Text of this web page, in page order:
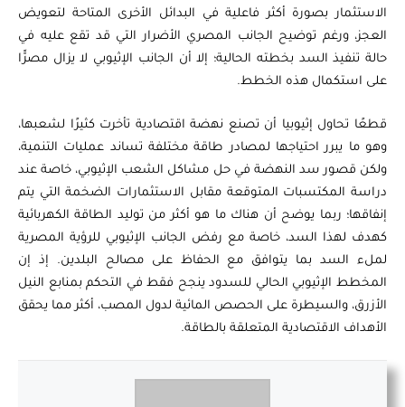
الاستثمار بصورة أكثر فاعلية في البدائل الأخرى المتاحة لتعويض
العجز، ورغم توضيح الجانب المصري الأضرار التي قد تقع عليه في
حالة تنفيذ السد بخطته الحالية؛ إلا أن الجانب الإثيوبي لا يزال مصرًّا
على استكمال هذه الخطط.
قطعًا تحاول إثيوبيا أن تصنع نهضة اقتصادية تأخرت كثيرًا لشعبها،
وهو ما يبرر احتياجها لمصادر طاقة مختلفة تساند عمليات التنمية،
ولكن قصور سد النهضة في حل مشاكل الشعب الإثيوبي، خاصة عند
دراسة المكتسبات المتوقعة مقابل الاستثمارات الضخمة التي يتم
إنفاقها؛ ربما يوضح أن هناك ما هو أكثر من توليد الطاقة الكهربائية
كهدف لهذا السد، خاصة مع رفض الجانب الإثيوبي للرؤية المصرية
لملء السد بما يتوافق مع الحفاظ على مصالح البلدين. إذ إن
المخطط الإثيوبي الحالي للسدود ينجح فقط في التحكم بمنابع النيل
الأزرق، والسيطرة على الحصص المائية لدول المصب، أكثر مما يحقق
الأهداف الاقتصادية المتعلقة بالطاقة.